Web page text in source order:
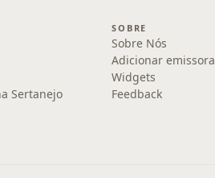
Sertanejo
SOBRE
Sobre Nós
Adicionar emissora
Widgets
Feedback